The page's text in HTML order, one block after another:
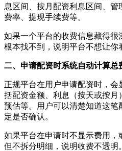
息区间、按月配资利息区间、
费率、提现手续费等。
如果一个平台的收费信息藏得
根本找不到，说明平台不想让你
二、申请配资时系统自动计算总
正规平台在用户申请配资时，
括配资金额、利息（按天或按
预估等。用户可以清楚知道这
定是否确认。
如果平台在申请时不显示费用，
但不拆分明细，说明收费不透明。